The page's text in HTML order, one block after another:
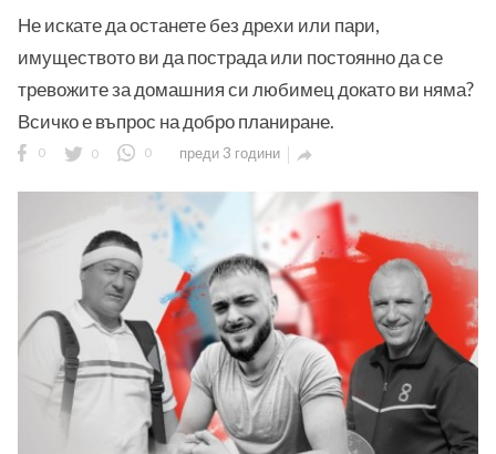
Не искате да останете без дрехи или пари,
имуществото ви да пострада или постоянно да се
тревожите за домашния си любимец докато ви няма?
Всичко е въпрос на добро планиране.
0 0 0 преди 3 години 